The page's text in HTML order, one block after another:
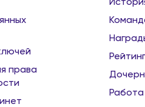
права
Работа